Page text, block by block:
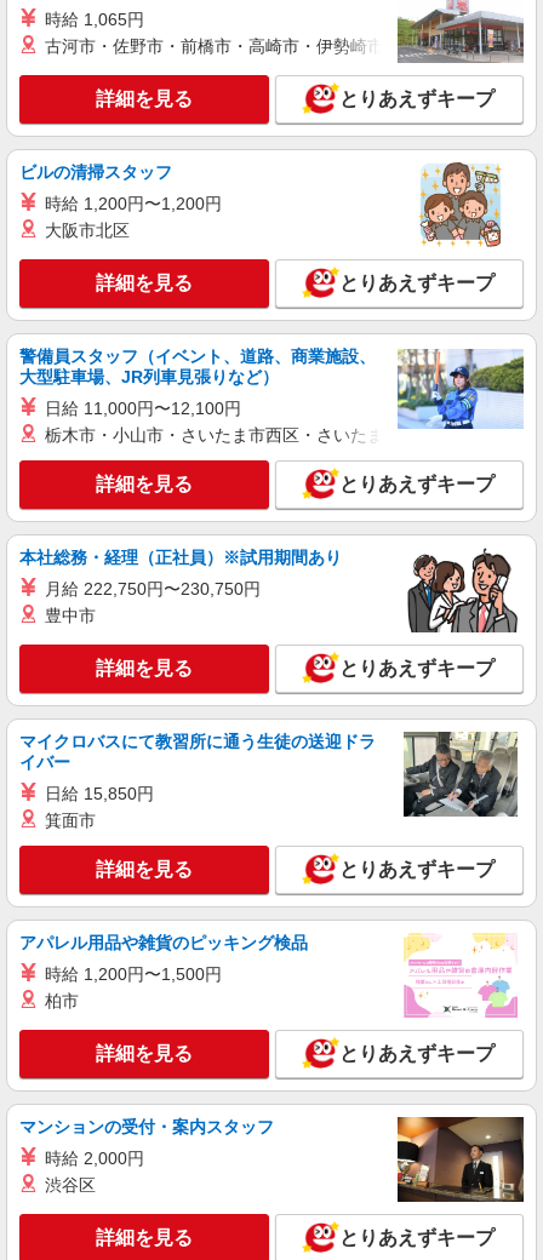
時給1250円 月収例：200000円以上（残業・休
日出勤手当て等が含まれています） 交通費全額支
給
詳細を見る
派遣社員
株式会社テクノ・サービス/お仕事No/0885521
時給1600円 月収例：256000円以上（残業・休
日出勤手当て等が含まれています） 交通費全額支
給
愛知県名古屋市熱田区 ＊車通勤OK
キープ 詳細を見る
派遣社員
株式会社綜合キャリアオプション（1314VJ0805G49★79-S-T2）
自動車のエンジンづくり/日払いOK
時給1,600円〜2,000円 ※経験・能力による
※時間外・深夜手当含む 【月収例】37万8000円(8
時間×22日+残業・深夜手当) 交通費：既定支給
愛知県名古屋市熱田区
キープ 詳細を見る
株式会社テクノ・サービス/お仕事No/0904710
組立業務
時給1700円 月収例：272000円以上（残業・休
日出勤手当て等が含まれています） 交通費全額支
愛知県名古屋市熱田区 ＊バイク通勤OK
キープ 詳細を見る
派遣社員
株式会社綜合キャリアオプション（1314VJ0805G49★80-S-T2）
自動車のエンジンづくり/日払いOK
時給1,600円〜2,000円 ※経験・能力による
※時間外・深夜手当含む 【月収例】34万5000円(8
時間×21日+残業・深夜手当) 交通費：既定支給
愛知県名古屋市熱田区
キープ 詳細を見る
株式会社グロップ 名古屋オフィス
ネジを組付ける作業／2交替／土日休み／重量
物なし
時給1,600円〜2,000円＋交通費全額支給 ※交
時給 1,065円
古河市・佐野市・前橋市・高崎市・伊勢崎市・太田市・館林市
詳細を見る とりあえずキープ
ビルの清掃スタッフ
時給 1,200円〜1,200円
大阪市北区
詳細を見る とりあえずキープ
警備員スタッフ（イベント、道路、商業施設、
大型駐車場、JR列車見張りなど）
日給 11,000円〜12,100円
栃木市・小山市・さいたま市西区・さいたま市岩槻区・久喜市・
詳細を見る とりあえずキープ
本社総務・経理（正社員）※試用期間あり
月給 222,750円〜230,750円
豊中市
詳細を見る とりあえずキープ
マイクロバスにて教習所に通う生徒の送迎ドラ
イバー
日給 15,850円
箕面市
詳細を見る とりあえずキープ
アパレル用品や雑貨のピッキング検品
時給 1,200円〜1,500円
柏市
詳細を見る とりあえずキープ
マンションの受付・案内スタッフ
時給 2,000円
渋谷区
詳細を見る とりあえずキープ